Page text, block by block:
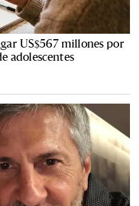
US$567 millones por
adolescentes